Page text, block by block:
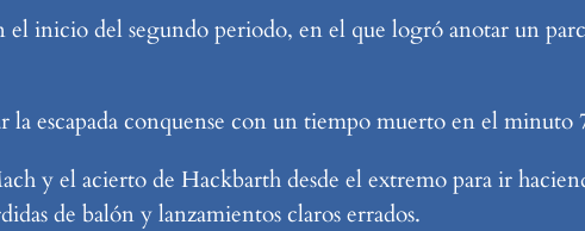
el inicio del segundo periodo, en el que logró anotar un
escapada conquense con un tiempo muerto en el
y el acierto de Hackbarth desde el extremo para ir
de balón y lanzamientos claros errados.